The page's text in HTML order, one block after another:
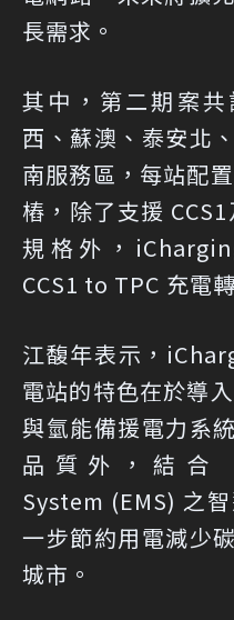
長需求。
其中，第二期案
西、蘇澳、泰安北
南服務區，每站配
樁，除了支援
規格外，
CCS1 to TPC 充電
江馥年表示，
電站的特色在於導
與氫能備援電力系
品質外，結合
System (EMS) 之
一步節約用電減少
城市。